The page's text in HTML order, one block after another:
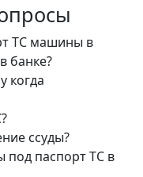
ТС машины в
банке?
когда
ссуды?
под паспорт ТС в